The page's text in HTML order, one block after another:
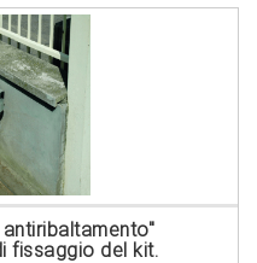
fissaggio del kit.